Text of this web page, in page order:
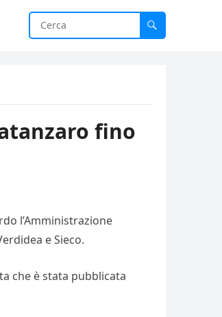
fino
l’Amministrazione
e Sieco.
che è stata pubblicata